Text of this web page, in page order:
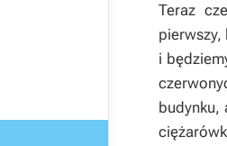
Teraz
pierwszy,
i
budynku,